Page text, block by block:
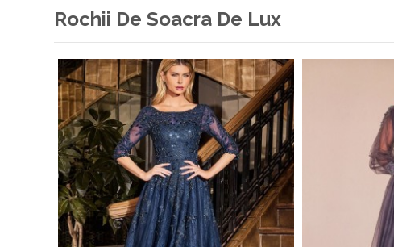
Rochii De Soacra De Lux